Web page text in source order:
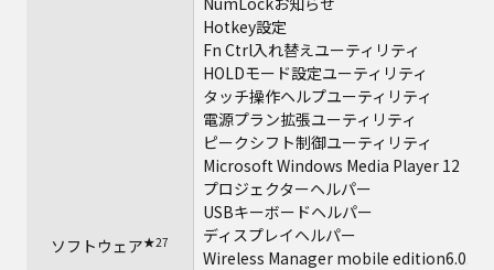
ソフトウェア★27
Hotkey設定
Fn Ctrl入れ替えユーティリティ
HOLDモード設定ユーティリティ
タッチ操作ヘルプユーティリティ
電源プラン拡張ユーティリティ
ピークシフト制御ユーティリティ
Microsoft Windows Media Player 12
プロジェクターヘルパー
USBキーボードヘルパー
ディスプレイヘルパー
Wireless Manager mobile edition6.0.1